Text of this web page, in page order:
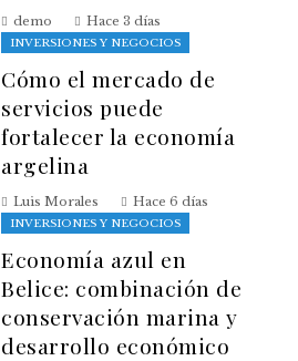
demo Hace 3 días
INVERSIONES Y NEGOCIOS
Cómo el mercado de
servicios puede
fortalecer la economía
argelina
Luis Morales Hace 6 días
INVERSIONES Y NEGOCIOS
Economía azul en
Belice: combinación de
conservación marina y
desarrollo económico